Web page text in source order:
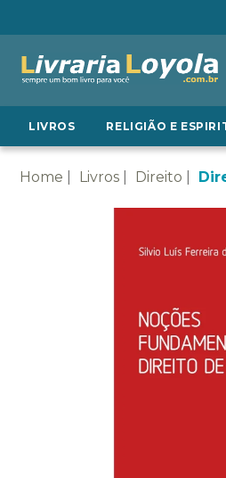
LIVROS RELIGIÃO E
Home Livros Direito